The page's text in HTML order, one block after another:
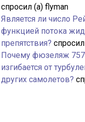
спросил (а) flyman
Является ли число
функцией потока
препятствия?
Почему фюзеляж
изгибается от
других самолетов?